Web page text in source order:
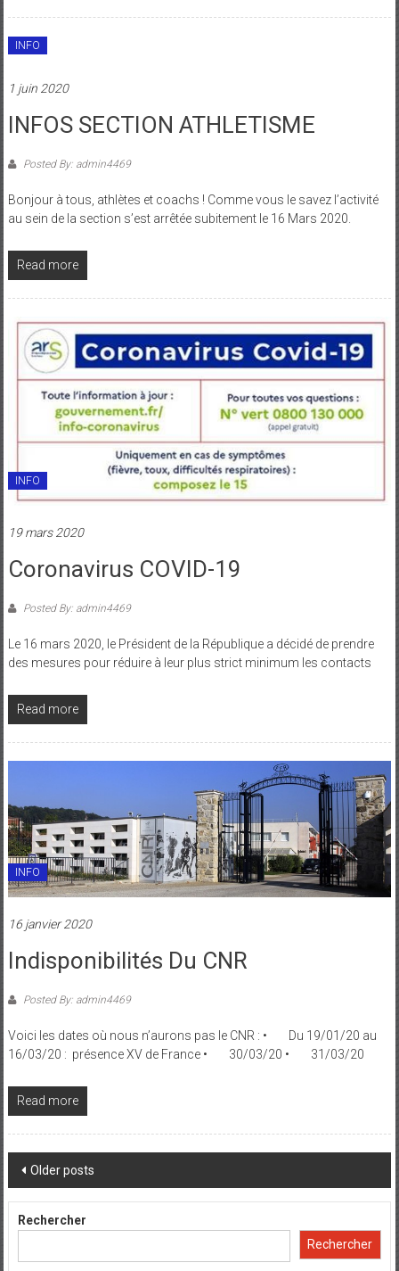
INFO
1 juin 2020
INFOS SECTION ATHLETISME
Posted By: admin4469
Bonjour à tous, athlètes et coachs ! Comme vous le savez l’activité
au sein de la section s’est arrêtée subitement le 16 Mars 2020.
Read more
INFO
19 mars 2020
Coronavirus COVID-19
Posted By: admin4469
Le 16 mars 2020, le Président de la République a décidé de prendre
des mesures pour réduire à leur plus strict minimum les contacts
Read more
INFO
16 janvier 2020
Indisponibilités Du CNR
Posted By: admin4469
Voici les dates où nous n’aurons pas le CNR : • Du 19/01/20 au
16/03/20 : présence XV de France • 30/03/20 • 31/03/20
Read more
Posts
navigation
Older posts
Rechercher
Rechercher